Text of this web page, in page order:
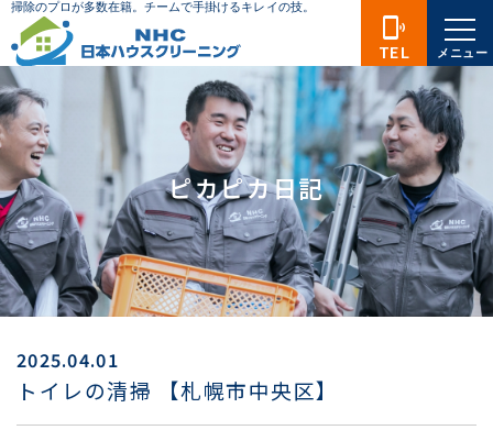
ピカピカ日記
2025.04.01
トイレの清掃 【札幌市中央区】
phonelink_ring
TEL メニュー